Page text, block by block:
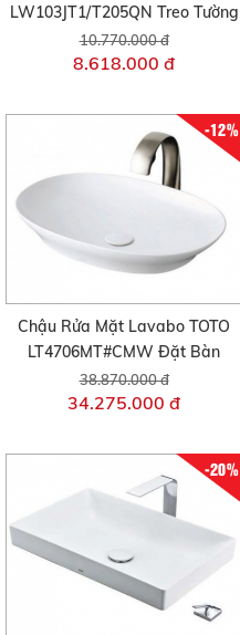
LW103JT1/T205QN Treo Tường
10.770.000 đ
8.618.000 đ
-12%
Chậu Rửa Mặt Lavabo TOTO
LT4706MT#CMW Đặt Bàn
38.870.000 đ
34.275.000 đ
-20%